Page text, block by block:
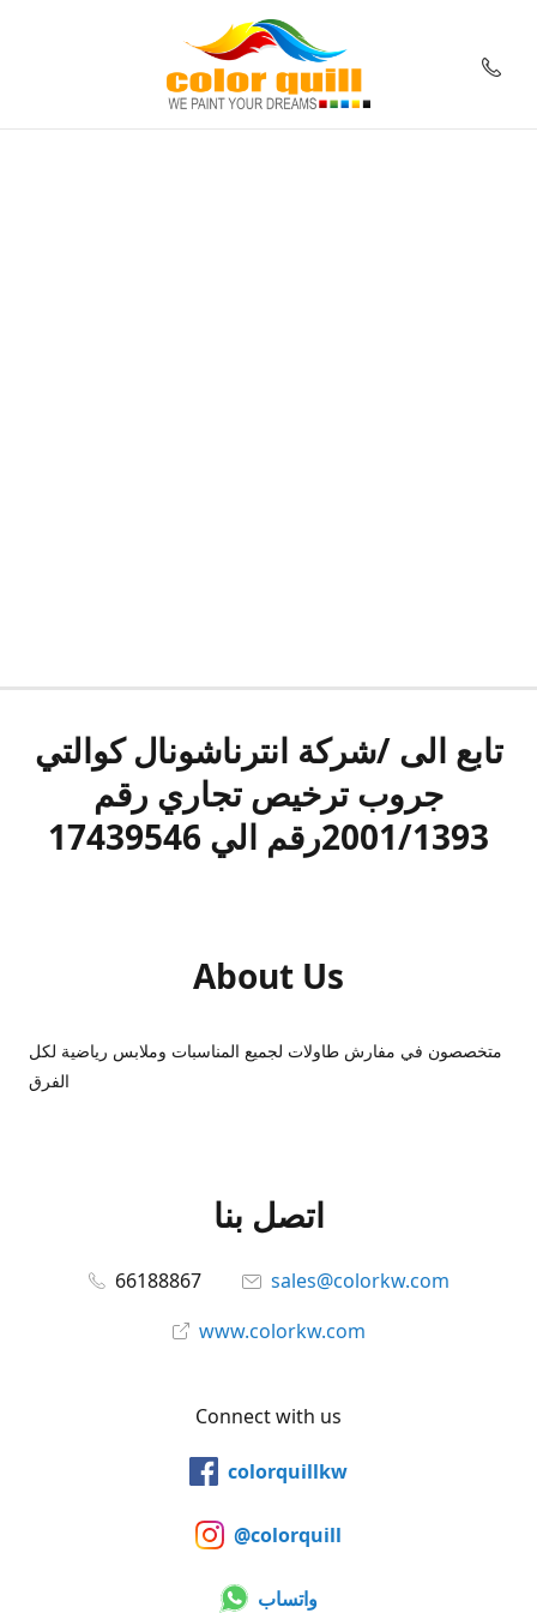
تابع الى /شركة انترناشونال كوالتي
جروب ترخيص تجاري رقم
2001/1393رقم الي 17439546
About Us
متخصصون في مفارش طاولات لجميع المناسبات وملابس رياضية لكل
الفرق
اتصل بنا
66188867
sales@colorkw.com
www.colorkw.com
Connect with us
colorquillkw
@colorquill
واتساب